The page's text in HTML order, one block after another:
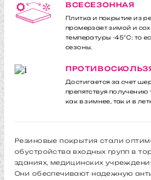
ВСЕСЕЗОННАЯ
Плитка и покрытие из
промерзает зимой и
температуры -45°С: то
сезоны.
Достигается за счет
препятствуя
как в зимнее, так и в
Резиновые покрытия стали
обустройства входных групп в
зданиях, медицинских
Они обеспечивают надежную